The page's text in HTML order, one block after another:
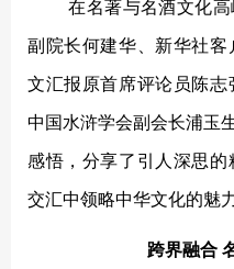
在名著与名酒文化
副院长何建华、新华社客
文汇报原首席评论员陈志
中国水浒学会副会长浦玉
感悟，分享了引人深思
交汇中领略中华文化的魅力
跨界融合